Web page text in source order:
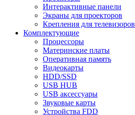
Интерактивные панели
Экраны для проекторов
Крепления для телевизоров
Комплектующие
Процессоры
Материнские платы
Оперативная память
Видеокарты
HDD/SSD
USB HUB
USB аксессуары
Звуковые карты
Устройства FDD